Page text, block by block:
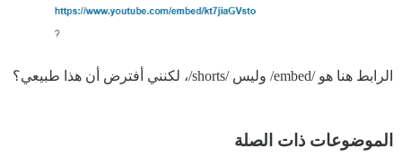
الرابط هنا هو /embed/ وليس /shorts/، لكنني أفترض أن هذا طبيعي؟
الموضوعات ذات الصلة